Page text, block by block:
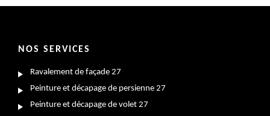
NOS SERVICES
Ravalement de façade 27
Peinture et décapage de persienne 27
Peinture et décapage de volet 27